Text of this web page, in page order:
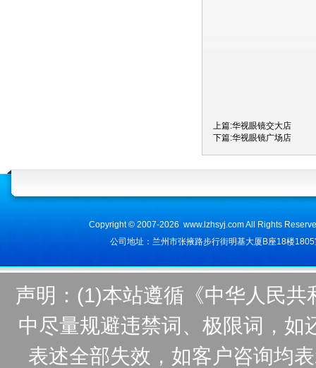
上篇:华视眼镜交大店
下篇:华视眼镜广场店
Copyright © 2007-2026 www.lzhsyj.com All Rights
公司地址：兰州市张掖路步行街明基大厦B座18楼
声明：(1)本站遵循《中华人民
中尽量规避违禁词、极限词，
表述全部失效，如客户咨询均